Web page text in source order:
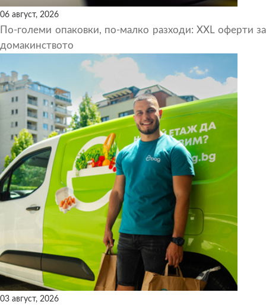
06 август, 2026
По-големи опаковки, по-малко разходи: XXL оферти за
домакинството
03 август, 2026